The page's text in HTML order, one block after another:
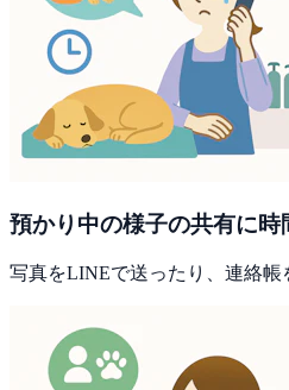
預かり中の様子の共有に時
写真をLINEで送ったり、連絡帳